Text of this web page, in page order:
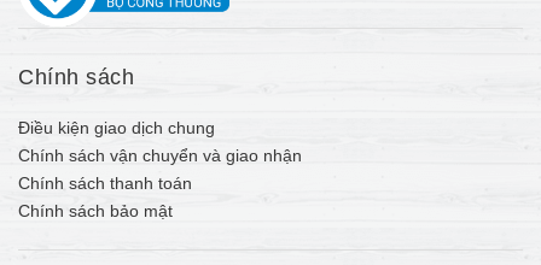
Chính sách
Điều kiện giao dịch chung
Chính sách vận chuyển và giao nhận
Chính sách thanh toán
Chính sách bảo mật